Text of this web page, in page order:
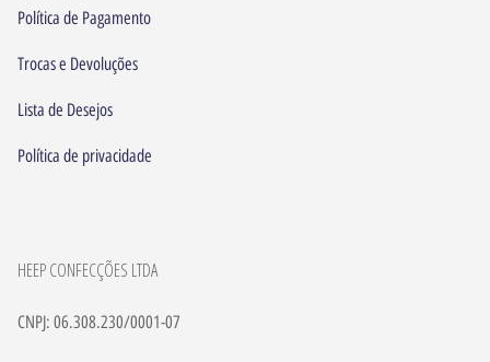
Política de Pagamento
Trocas e Devoluções
Lista de Desejos
Política de privacidade
HEEP CONFECÇÕES LTDA
CNPJ: 06.308.230/0001-07